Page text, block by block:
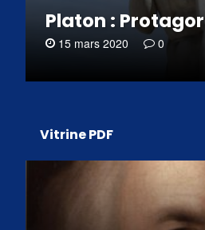
Platon :
15 mars 2020 0
Vitrine PDF